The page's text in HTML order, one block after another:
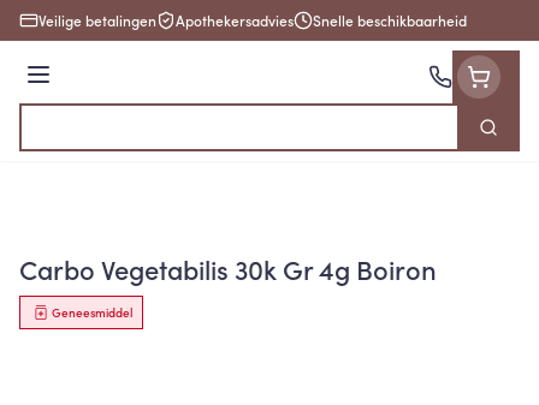
Ga naar de inhoud
Veilige betalingen Apothekersadvies Snelle beschikbaarheid
Menu
Zoek
Carbo Vegetabilis 30k Gr 4g Boiron
Geneesmiddel